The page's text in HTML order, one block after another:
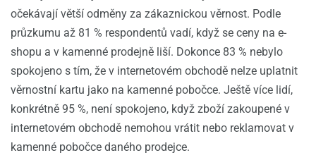
očekávají větší odměny za zákaznickou věrnost. Podle
průzkumu až 81 % respondentů vadí, když se ceny na e-
shopu a v kamenné prodejně liší. Dokonce 83 % nebylo
spokojeno s tím, že v internetovém obchodě nelze uplatnit
věrnostní kartu jako na kamenné pobočce. Ještě více lidí,
konkrétně 95 %, není spokojeno, když zboží zakoupené v
internetovém obchodě nemohou vrátit nebo reklamovat v
kamenné pobočce daného prodejce.